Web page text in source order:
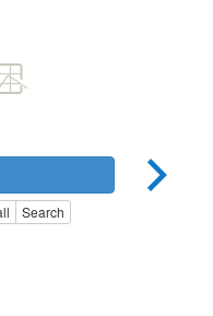
Search